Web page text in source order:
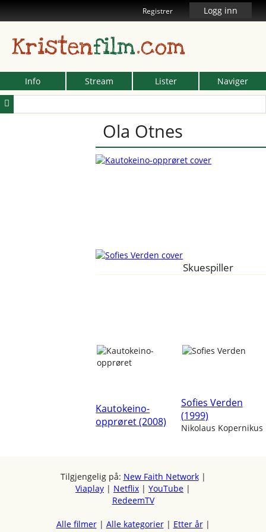
Registrer Logg inn
Kristenfilm.com
Info Stream Lister Naviger
Ola Otnes
Skuespiller
Kautokeino-
opprøret (2008)
Sofies Verden
(1999)
Nikolaus Kopernikus
Tilgjengelig på: New Faith Network|
Viaplay | Netflix | YouTube |
RedeemTV
Alle filmer| Alle kategorier| Etter år|